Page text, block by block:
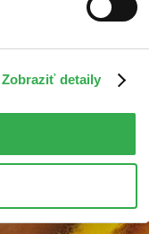
Zobraziť detaily